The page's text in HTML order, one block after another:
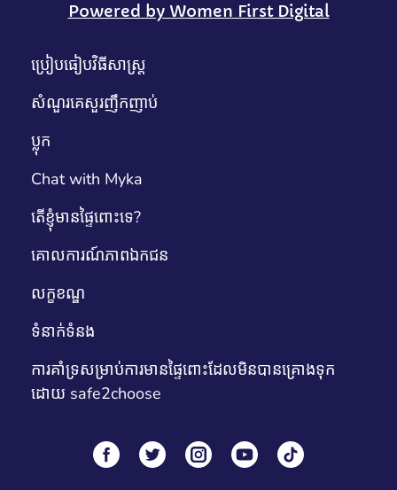
Powered by Women First Digital
ប្រៀបធៀបវិធីសាស្រ្ត
សំណួរគេសួរញឹកញាប់
ប្លុក
Chat with Myka
តើខ្ញុំមានផ្ទៃពោះទេ?
គោលការណ៍​ភាព​ឯកជន
លក្ខខណ្ឌ
ទំនាក់ទំនង
ការគាំទ្រសម្រាប់ការមានផ្ទៃពោះដែលមិនបានគ្រោងទុក
ដោយ safe2choose